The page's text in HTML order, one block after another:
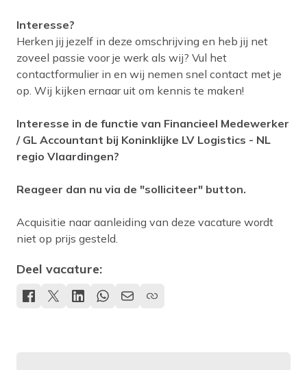
Interesse?
Herken jij jezelf in deze omschrijving en heb jij net
zoveel passie voor je werk als wij? Vul het
contactformulier in en wij nemen snel contact met je
op. Wij kijken ernaar uit om kennis te maken!
Interesse in de functie van Financieel Medewerker
/ GL Accountant bij Koninklijke LV Logistics - NL
regio Vlaardingen?
Reageer dan nu via de "solliciteer" button.
Acquisitie naar aanleiding van deze vacature wordt
niet op prijs gesteld.
Deel vacature: